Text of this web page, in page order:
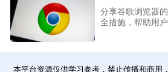
分享谷歌浏览器
全措施，帮助用
本平台资源仅供学习参考，禁止传播和商用